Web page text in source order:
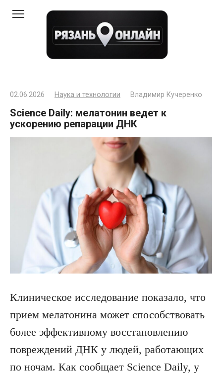
02.06.2026 Наука и технологии Владимир Кучеренко
Science Daily: мелатонин ведет к
ускорению репарации ДНК
Клиническое исследование показало, что
прием мелатонина может способствовать
более эффективному восстановлению
повреждений ДНК у людей, работающих
по ночам. Как сообщает Science Daily, у